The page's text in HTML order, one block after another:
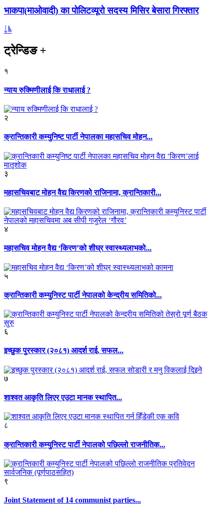
भाकपा(माओवादी) का पोलिटव्यूरो सदस्य मिसिर बेसारा गिरफ्तार
ट्रेन्डिङ+
१
न्याय रुक्मिणीलाई कि राधालाई ?
२
क्रान्तिकारी कम्युनिष्ट पार्टी नेपालका महासचिव मोहन...
३
महासचिवबाट मोहन वैद्य किरणको राजिनामा, क्रान्तिकारी...
४
महासचिव मोहन वैद्य ‘किरण’को शीघ्र स्वास्थ्यलाभको...
५
क्रान्तिकारी कम्युनिस्ट पार्टी नेपालको केन्द्रीय समितिको...
६
इच्छुक पुरस्कार (२०८१) आदर्श राई, सफल...
७
शाश्वत आकृति लिएर एउटा मानक स्थापित...
८
क्रान्तिकारी कम्युनिस्ट पार्टी नेपालको पछिल्लो राजनीतिक...
९
Joint Statement of 14 communist parties...